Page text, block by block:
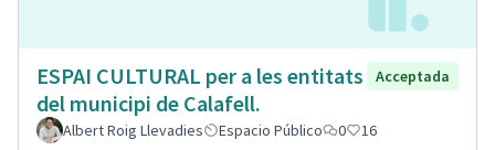
ESPAI CULTURAL per a les entitats
del municipi de Calafell.
Acceptada
Albert Roig Llevadies Espacio Público 0 16